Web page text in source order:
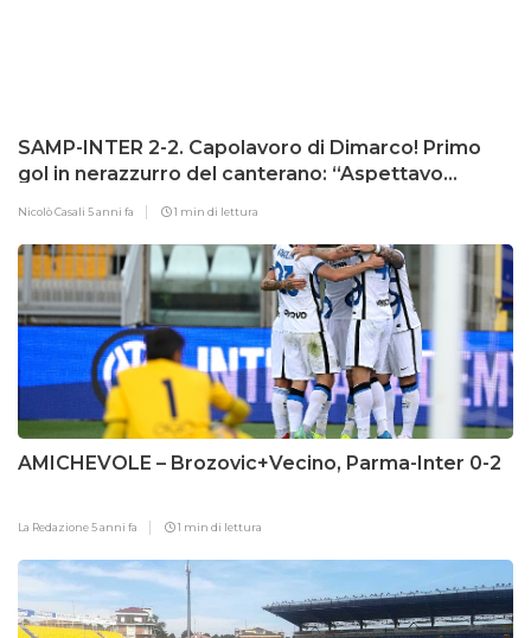
SAMP-INTER 2-2. Capolavoro di Dimarco! Primo
gol in nerazzurro del canterano: “Aspettavo
questo momento da quando avevo 5 anni”
Nicolò Casali 5 anni fa 1 min di lettura
AMICHEVOLE – Brozovic+Vecino, Parma-Inter 0-2
La Redazione5 anni fa 1 min di lettura